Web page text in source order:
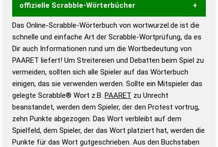
offizielle Scrabble-Wörterbücher
Wortwurzel liefert mit Hilfe eines semantischen
Wortanalyse-Algorithmus gute Anhaltspunkte zu
Wortbedeutung, Worttrennung und Wortform, um die
Gültigkeit eines Wortes für das Scrabble-Spiel zu
bestimmen!
zugelassene Turnier Scrabble-
Wörterbücher sind:
Duden – Standardwerk in 12 Bänden
Duden – Richtiges und gutes
Deutsch
Das Online-Scrabble-Wörterbuch von wortwurzel.de ist die
schnelle und einfache Art der Scrabble-Wortprüfung, da es
Dir auch Informationen rund um die Wortbedeutung von
PAARET liefert! Um Streitereien und Debatten beim Spiel zu
vermeiden, sollten sich alle Spieler auf das Wörterbuch
einigen, das sie verwenden werden. Sollte ein Mitspieler das
gelegte Scrabble® Wort z.B. PAARET zu Unrecht
beanstandet, werden dem Spieler, der den Protest vortrug,
zehn Punkte abgezogen. Das Wort verbleibt auf dem
Spielfeld, dem Spieler, der das Wort platziert hat, werden die
Punkte für das Wort gutgeschrieben. Aus den Buchstaben